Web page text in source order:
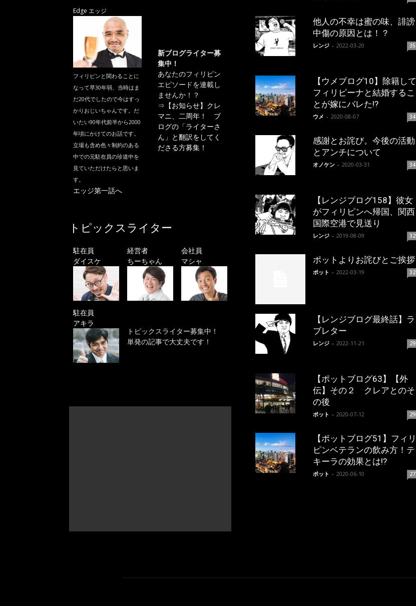
Edge エッジ
フィリピンと関わることに
なって早30年弱、当時はま
だ20代でしたので今はすっ
かりおじいちゃんです。だ
いたい90年代前半から2000
年頃にかけてのお話です。
立場も含め色々制約のある
中での元駐在員の珍道中を
見ていただけたらと思いま
す。
エッジ第一話へ
新ブログライター募
集中！
あなたのフィリピン
エピソードを連載し
ませんか！？
⇒ 【お知らせ】クレ
マニ、二周年！ ブ
ログの「ライターさ
ん」と翻訳をしてく
ださる方募集！
トピックスライター
駐在員
ダイスケ
経営者
ちーちゃん
会社員
マシャ
駐在員
アキラ
トピックスライター募集中！
単発の記事で大丈夫です！
他人の不幸は蜜の味、誹謗
中傷の原因とは！？
レンジ - 2022-03-20 35
【ウメブログ10】除籍して
フィリピーナと結婚するこ
とが嫁にバレた!?
ウメ - 2020-08-07 34
感謝とお詫び。今後の活動
とアンチについて
オノケン - 2020-03-31 34
【レンジブログ158】彼女
がフィリピンへ帰国、関西
国際空港で見送り
レンジ - 2019-08-09 32
ポットよりお詫びとご挨拶
ポット - 2022-03-19 32
【レンジブログ最終話】ラ
ブレター
レンジ - 2022-11-21 29
【ポットブログ63】【外
伝】その２ クレアとのそ
の後
ポット - 2020-07-12 29
【ポットブログ51】フィリ
ピンベテランの飲み方！テ
キーラの効果とは!?
ポット - 2020-06-10 27